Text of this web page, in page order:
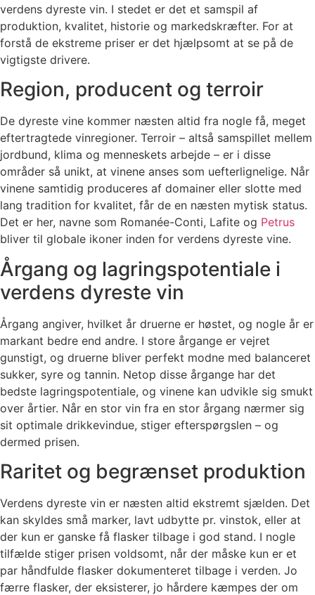
verdens dyreste vin. I stedet er det et samspil af
produktion, kvalitet, historie og markedskræfter. For at
forstå de ekstreme priser er det hjælpsomt at se på de
vigtigste drivere.
Region, producent og terroir
De dyreste vine kommer næsten altid fra nogle få, meget
eftertragtede vinregioner. Terroir – altså samspillet mellem
jordbund, klima og menneskets arbejde – er i disse
områder så unikt, at vinene anses som uefterlignelige. Når
vinene samtidig produceres af domainer eller slotte med
lang tradition for kvalitet, får de en næsten mytisk status.
Det er her, navne som Romanée-Conti, Lafite og Petrus
bliver til globale ikoner inden for verdens dyreste vine.
Årgang og lagringspotentiale i
verdens dyreste vin
Årgang angiver, hvilket år druerne er høstet, og nogle år er
markant bedre end andre. I store årgange er vejret
gunstigt, og druerne bliver perfekt modne med balanceret
sukker, syre og tannin. Netop disse årgange har det
bedste lagringspotentiale, og vinene kan udvikle sig smukt
over årtier. Når en stor vin fra en stor årgang nærmer sig
sit optimale drikkevindue, stiger efterspørgslen – og
dermed prisen.
Raritet og begrænset produktion
Verdens dyreste vin er næsten altid ekstremt sjælden. Det
kan skyldes små marker, lavt udbytte pr. vinstok, eller at
der kun er ganske få flasker tilbage i god stand. I nogle
tilfælde stiger prisen voldsomt, når der måske kun er et
par håndfulde flasker dokumenteret tilbage i verden. Jo
færre flasker, der eksisterer, jo hårdere kæmpes der om